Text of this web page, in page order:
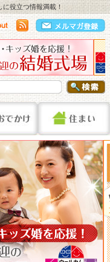
に役立つ情報満載！